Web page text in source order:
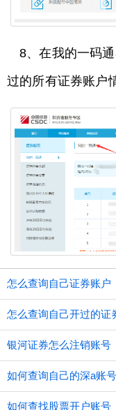
8、在我的一码
过的所有证券账户
怎么查询自己证券账户
怎么查询自己开过的证
银河证券怎么注销账号
如何查询自己的深a账号
如何查找股票开户账号